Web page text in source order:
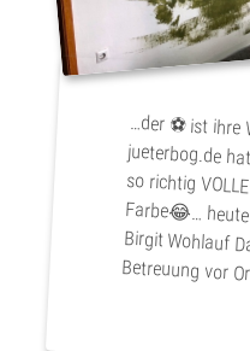
…der ⚽️ ist ihre
jueterbog.de
so richtig
Farbe😂…
Birgit
Betreuung vor